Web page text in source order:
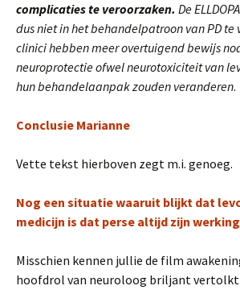
complicaties te veroorzaken. De
dus niet in het behandelpatroon van PD te
clinici hebben meerovertuigend bewijs
neuroprotectie ofwel neurotoxiciteit van
hun behandelaanpak zouden veranderen.
Conclusie Marianne
Vette tekst hierboven zegt m.i. genoeg.
Nog een situatie waaruit blijkt dat
medicijn is dat perse altijd zijn
Misschien kennen jullie de film
hoofdrol van neuroloog briljant